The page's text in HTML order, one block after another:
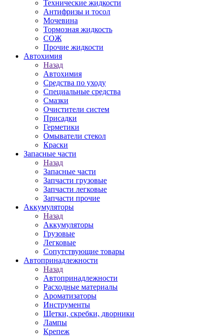
Технические жидкости
Антифризы и тосол
Мочевина
Тормозная жидкость
СОЖ
Прочие жидкости
Автохимия
Назад
Автохимия
Средства по уходу
Специальные средства
Смазки
Очистители систем
Присадки
Герметики
Омыватели стекол
Краски
Запасные части
Назад
Запасные части
Запчасти грузовые
Запчасти легковые
Запчасти прочие
Аккумуляторы
Назад
Аккумуляторы
Грузовые
Легковые
Сопутствующие товары
Автопринадлежности
Назад
Автопринадлежности
Расходные материалы
Ароматизаторы
Инструменты
Щетки, скребки, дворники
Лампы
Крепеж